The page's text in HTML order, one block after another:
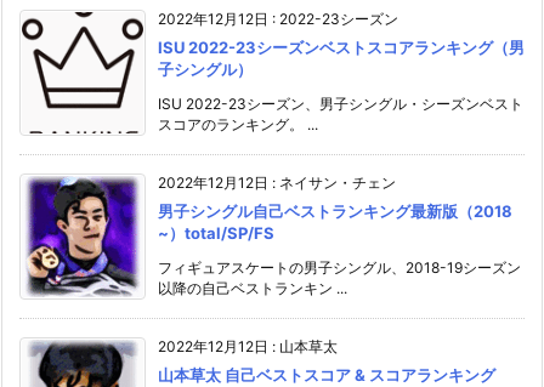
2022年12月12日 : 2022-23シーズン
ISU 2022-23シーズンベストスコアランキング（男
子シングル）
ISU 2022-23シーズン、男子シングル・シーズンベスト
スコアのランキング。 ...
2022年12月12日 : ネイサン・チェン
男子シングル自己ベストランキング最新版（2018
~）total/SP/FS
フィギュアスケートの男子シングル、2018-19シーズン
以降の自己ベストランキン ...
2022年12月12日 : 山本草太
山本草太 自己ベストスコア & スコアランキング